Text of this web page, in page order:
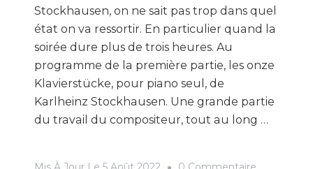
Stockhausen, on ne sait pas trop dans quel
état on va ressortir. En particulier quand la
soirée dure plus de trois heures. Au
programme de la première partie, les onze
Klavierstücke, pour piano seul, de
Karlheinz Stockhausen. Une grande partie
du travail du compositeur, tout au long …